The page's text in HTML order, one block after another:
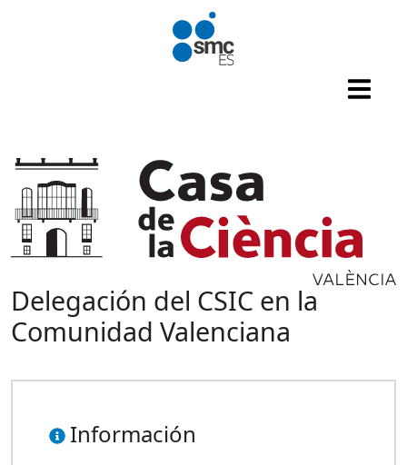
Pasar al contenido principal
Delegación del CSIC en la
Comunidad Valenciana
Información